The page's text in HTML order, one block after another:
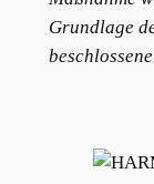
Grundlage